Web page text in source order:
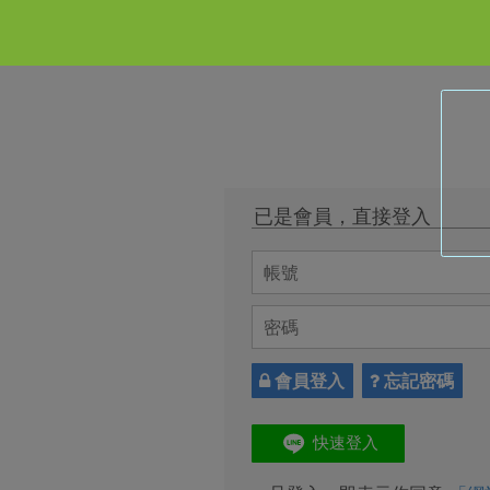
已是會員，直接登入
會員登入 忘記密碼